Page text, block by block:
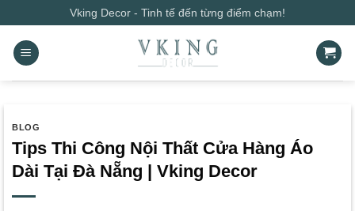
qua
nội
dung
Vking Decor - Tinh tế đến từng điểm chạm!
BLOG
Tips Thi Công Nội Thất Cửa Hàng Áo
Dài Tại Đà Nẵng | Vking Decor